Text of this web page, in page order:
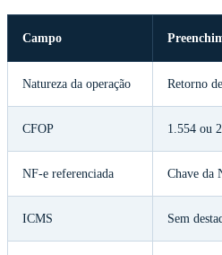
Campo
Natureza da operação Retorno
CFOP 1.554 ou
NF-e referenciada Chave da
ICMS Sem